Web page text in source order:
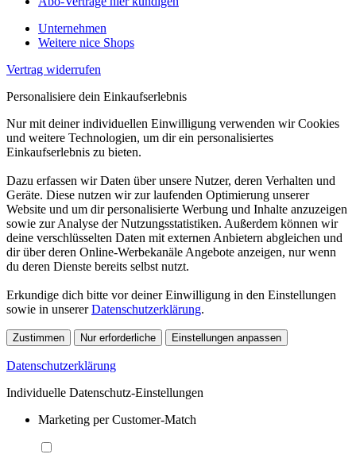
Unternehmen
Weitere nice Shops
Vertrag widerrufen
Personalisiere dein Einkaufserlebnis
Nur mit deiner individuellen Einwilligung verwenden wir Cookies
und weitere Technologien, um dir ein personalisiertes
Einkaufserlebnis zu bieten.
Dazu erfassen wir Daten über unsere Nutzer, deren Verhalten und
Geräte. Diese nutzen wir zur laufenden Optimierung unserer
Website und um dir personalisierte Werbung und Inhalte anzuzeigen
sowie zur Analyse der Nutzungsstatistiken. Außerdem können wir
deine verschlüsselten Daten mit externen Anbietern abgleichen und
dir über deren Online-Werbekanäle Angebote anzeigen, nur wenn
du deren Dienste bereits selbst nutzt.
Erkundige dich bitte vor deiner Einwilligung in den Einstellungen
sowie in unsererDatenschutzerklärung.
Zustimmen Nur erforderliche Einstellungen anpassen
Datenschutzerklärung
Individuelle Datenschutz-Einstellungen
Marketing per Customer-Match